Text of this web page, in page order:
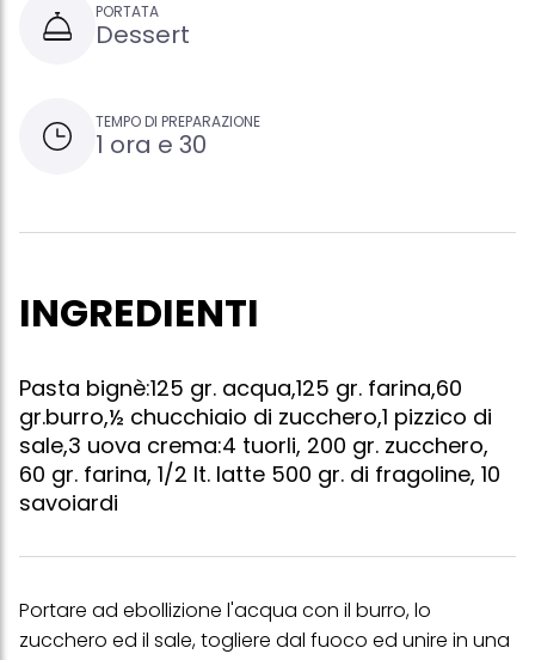
PORTATA
Dessert
TEMPO DI PREPARAZIONE
1 ora e 30
INGREDIENTI
Pasta bignè:125 gr. acqua,125 gr. farina,60
gr.burro,½ chucchiaio di zucchero,1 pizzico di
sale,3 uova crema:4 tuorli, 200 gr. zucchero,
60 gr. farina, 1/2 lt. latte 500 gr. di fragoline, 10
savoiardi
Portare ad ebollizione l'acqua con il burro, lo
zucchero ed il sale, togliere dal fuoco ed unire in una